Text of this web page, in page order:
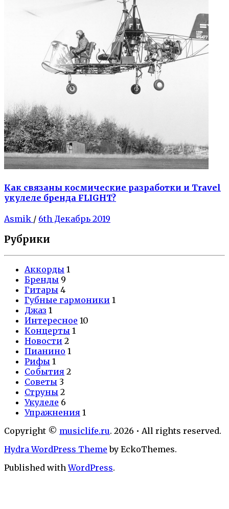
Как связаны космические разработки и Travel
укулеле бренда FLIGHT?
Asmik / 6th Декабрь 2019
Рубрики
Аккорды 1
Бренды 9
Гитары 4
Губные гармоники 1
Джаз 1
Интересное 10
Концерты 1
Новости 2
Пианино 1
Рифы 1
События 2
Советы 3
Струны 2
Укулеле 6
Упражнения 1
Copyright © musiclife.ru. 2026 • All rights reserved.
Hydra WordPress Theme by EckoThemes.
Published withWordPress.